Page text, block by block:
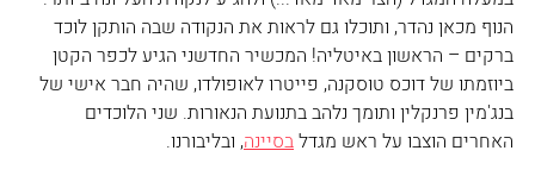
הנוף מכאן נהדר, ותוכלו גם לראות את הנקודה שבה הותקן לוכד
ברקים – הראשון באיטליה! המכשיר החדשני הגיע לכפר הקטן
ביוזמתו של דוכס טוסקנה, פייטרו לאופולדו, שהיה חבר אישי של
בנג'מין פרנקלין ותומך נלהב בתנועת הנאורות. שני הלוכדים
האחרים הוצבו על ראש מגדל בסיינה, ובליבורנו.